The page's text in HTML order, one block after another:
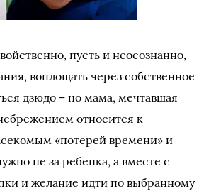
пусть и неосознанно,
воплощать через собственное
дзюдо – но мама, мечтавшая
относится к
«потерей времени» и
не за ребенка, а вместе с
и желание идти по выбранному